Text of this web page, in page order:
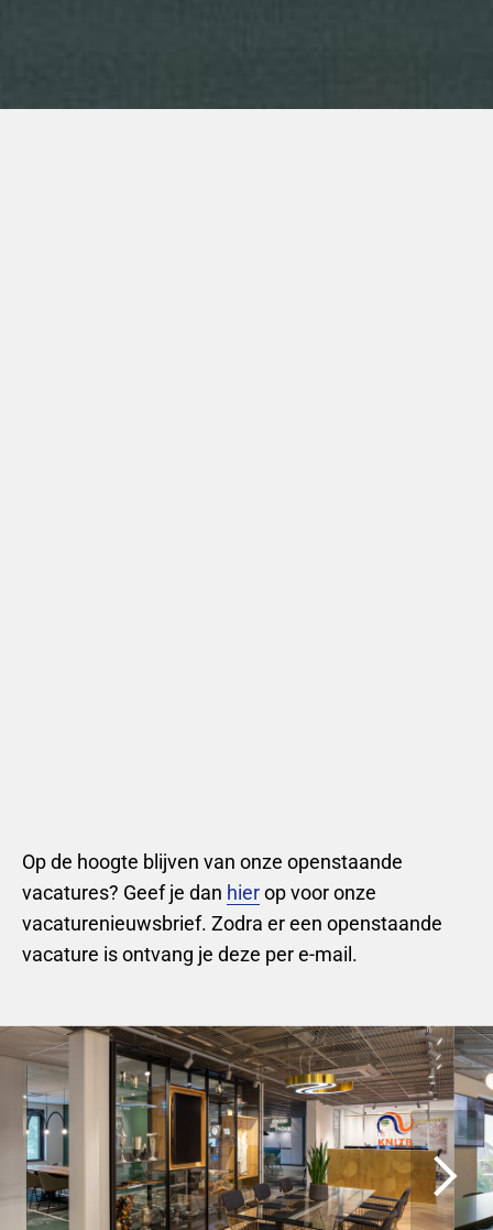
Op de hoogte blijven van onze openstaande
vacatures? Geef je dan hierop voor onze
vacaturenieuwsbrief. Zodra er een openstaande
vacature is ontvang je deze per e-mail.